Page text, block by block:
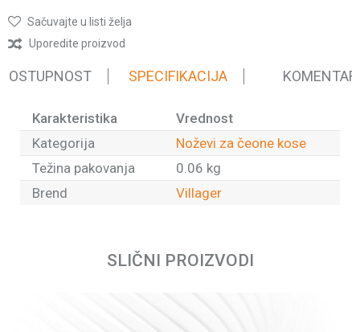
Sačuvajte u listi želja
Uporedite proizvod
SPECIFIKACIJA
Karakteristika
Vrednost
Kategorija
Noževi za čeone kose
Težina pakovanja
0.06 kg
Brend
Villager
SLIČNI PROIZVODI